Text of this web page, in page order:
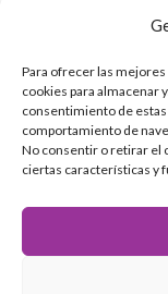
Para ofrecer las
cookies para almacenar
consentimiento de
comportamiento de
No consentir o retirar el
ciertas características y
986 48 52 28 -
Universidade da
Campus Elviña s/n
15071 – A Coruña